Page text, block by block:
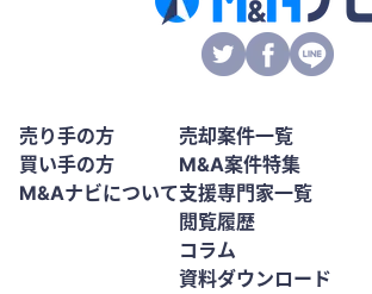
売り手の方
買い手の方
M&Aナビについて
売却案件一覧
M&A案件特集
支援専門家一覧
閲覧履歴
コラム
資料ダウンロード